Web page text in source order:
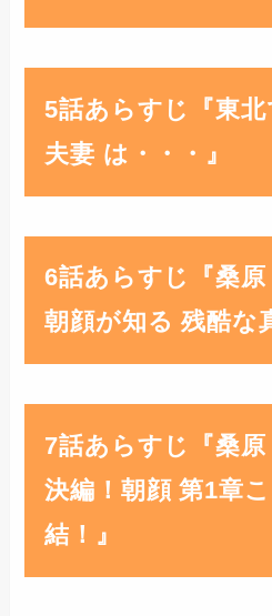
5話あらすじ『東
夫妻 は・・・』
6話あらすじ『桑原
朝顔が知る 残酷な
7話あらすじ『桑
決編！朝顔 第1章
結！』